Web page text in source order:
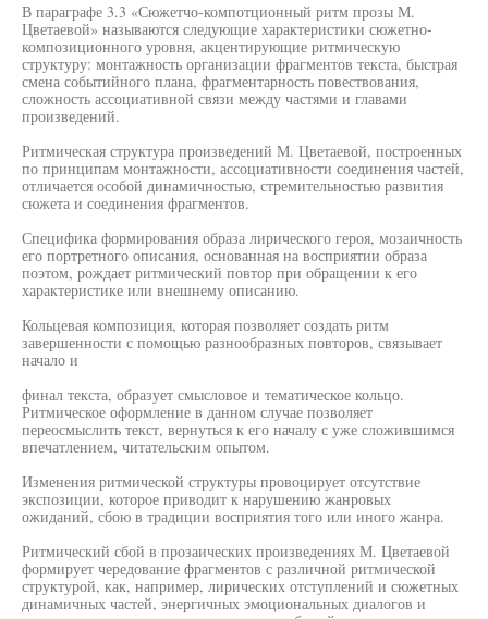
В параграфе 3.3 «Сюжетчо-компотционный ритм прозы М.
Цветаевой» называются следующие характеристики сюжетно-
композиционного уровня, акцентирующие ритмическую
структуру: монтажность организации фрагментов текста, быстрая
смена событийного плана, фрагментарность повествования,
сложность ассоциативной связи между частями и главами
произведений.
Ритмическая структура произведений М. Цветаевой, построенных
по принципам монтажности, ассоциативности соединения частей,
отличается особой динамичностью, стремительностью развития
сюжета и соединения фрагментов.
Специфика формирования образа лирического героя, мозаичность
его портретного описания, основанная на восприятии образа
поэтом, рождает ритмический повтор при обращении к его
характеристике или внешнему описанию.
Кольцевая композиция, которая позволяет создать ритм
завершенности с помощью разнообразных повторов, связывает
начало и
финал текста, образует смысловое и тематическое кольцо.
Ритмическое оформление в данном случае позволяет
переосмыслить текст, вернуться к его началу с уже сложившимся
впечатлением, читательским опытом.
Изменения ритмической структуры провоцирует отсутствие
экспозиции, которое приводит к нарушению жанровых
ожиданий, сбою в традиции восприятия того или иного жанра.
Ритмический сбой в прозаических произведениях М. Цветаевой
формирует чередование фрагментов с различной ритмической
структурой, как, например, лирических отступлений и сюжетных
динамичных частей, энергичных эмоциональных диалогов и